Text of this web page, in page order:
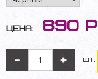
Цена: 890
шт.